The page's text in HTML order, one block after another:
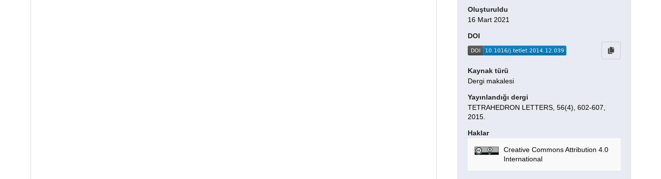
Oluşturuldu
16 Mart 2021
DOI
Kaynak türü
Dergi makalesi
Yayınlandığı dergi
TETRAHEDRON LETTERS, 56(4), 602-607,
2015.
Haklar
Creative Commons Attribution 4.0
International